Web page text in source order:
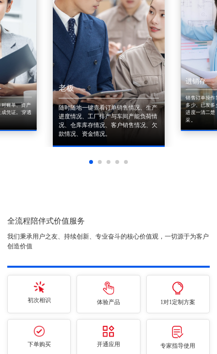
账单、资产
凭证。'穿透
老板
随时随地一键查看订单销售情况、生产
进度情况、工厂排产与车间产能负荷情
况、仓库库存情况、客户销售情况、欠
款情况、资金情况。
进销存
销售订单操作
多少、已发多
进度一清二楚
采。
全流程陪伴式价值服务
我们秉承用户之友、持续创新、专业奋斗的核心价值观，一切源于为客户
创造价值
初次相识 体验产品 1对1定制方案
下单购买 开通应用 专家指导使用